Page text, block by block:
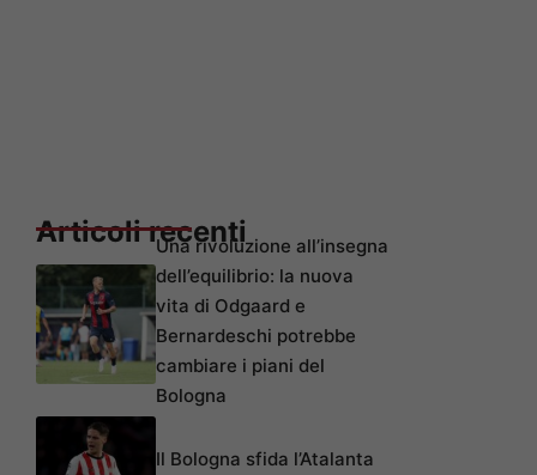
Articoli recentiUna rivoluzione all’insegna
dell’equilibrio: la nuova
vita di Odgaard e
Bernardeschi potrebbe
cambiare i piani del
Bologna
Il Bologna sfida l’Atalanta